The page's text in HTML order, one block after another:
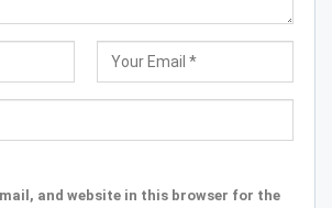
and website in this browser for the